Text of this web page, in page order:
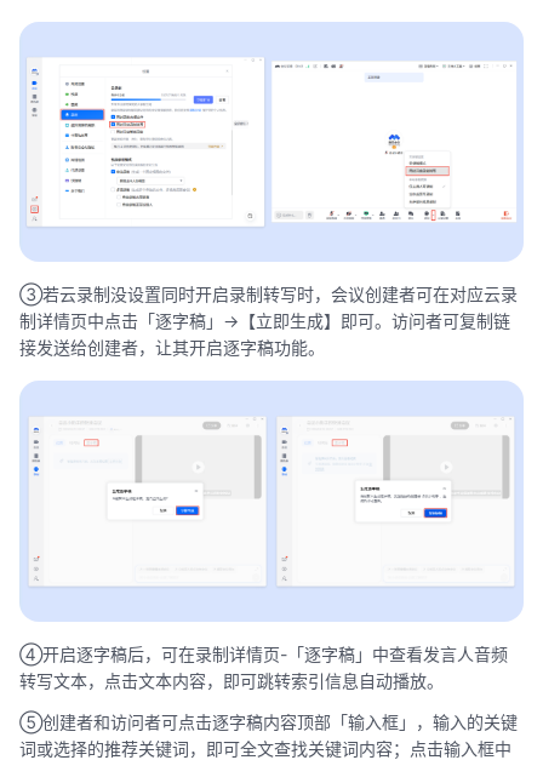
③若云录制没设置同时开启录制转写时，会议创建者可在对应云录
制详情页中点击「逐字稿」->【立即生成】即可。访问者可复制链
接发送给创建者，让其开启逐字稿功能。
④开启逐字稿后，可在录制详情页-「逐字稿」中查看发言人音频
转写文本，点击文本内容，即可跳转索引信息自动播放。
⑤创建者和访问者可点击逐字稿内容顶部「输入框」，输入的关键
词或选择的推荐关键词，即可全文查找关键词内容；点击输入框中